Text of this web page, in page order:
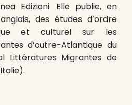
Edizioni. Elle publie, en
des études d’ordre
et culturel sur les
d’outre-Atlantique du
Littératures Migrantes de